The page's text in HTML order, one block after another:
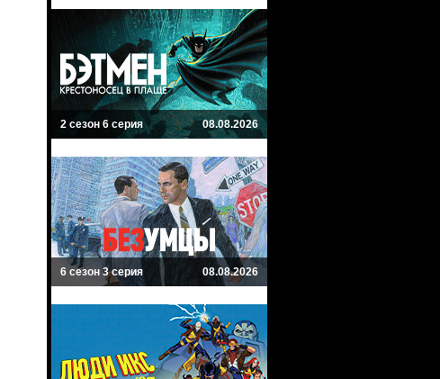
2 сезон 6 серия 08.08.2026
6 сезон 3 серия 08.08.2026